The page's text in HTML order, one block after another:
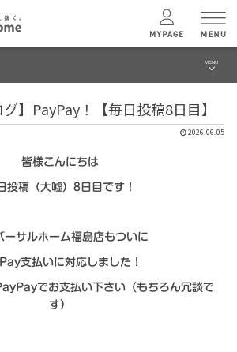
ームの特長
検索・見学予約
MENU
グ】PayPay！【毎日投稿8日目】
2026.06.05
皆様こんにちは
投稿（大嘘）8日目です！
ーサルホーム福島店もついに
支払いに対応しました！
でお支払い下さい（もちろん冗談で
す）